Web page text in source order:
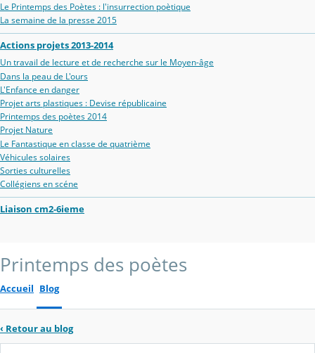
Le Printemps des Poètes : l'insurrection poètique
La semaine de la presse 2015
Actions projets 2013-2014
Un travail de lecture et de recherche sur le Moyen-âge
Dans la peau de L'ours
L'Enfance en danger
Projet arts plastiques : Devise républicaine
Printemps des poètes 2014
Projet Nature
Le Fantastique en classe de quatrième
Véhicules solaires
Sorties culturelles
Collégiens en scéne
Liaison cm2-6ieme
Printemps des poètes
Accueil Blog
‹ Retour au blog